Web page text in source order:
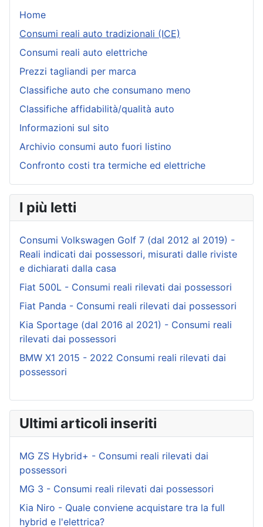
Home
Consumi reali auto tradizionali (ICE)
Consumi reali auto elettriche
Prezzi tagliandi per marca
Classifiche auto che consumano meno
Classifiche affidabilità/qualità auto
Informazioni sul sito
Archivio consumi auto fuori listino
Confronto costi tra termiche ed elettriche
I più letti
Consumi Volkswagen Golf 7 (dal 2012 al 2019) -
Reali indicati dai possessori, misurati dalle riviste
e dichiarati dalla casa
Fiat 500L - Consumi reali rilevati dai possessori
Fiat Panda - Consumi reali rilevati dai possessori
Kia Sportage (dal 2016 al 2021) - Consumi reali
rilevati dai possessori
BMW X1 2015 - 2022 Consumi reali rilevati dai
possessori
Ultimi articoli inseriti
MG ZS Hybrid+ - Consumi reali rilevati dai
possessori
MG 3 - Consumi reali rilevati dai possessori
Kia Niro - Quale conviene acquistare tra la full
hybrid e l'elettrica?